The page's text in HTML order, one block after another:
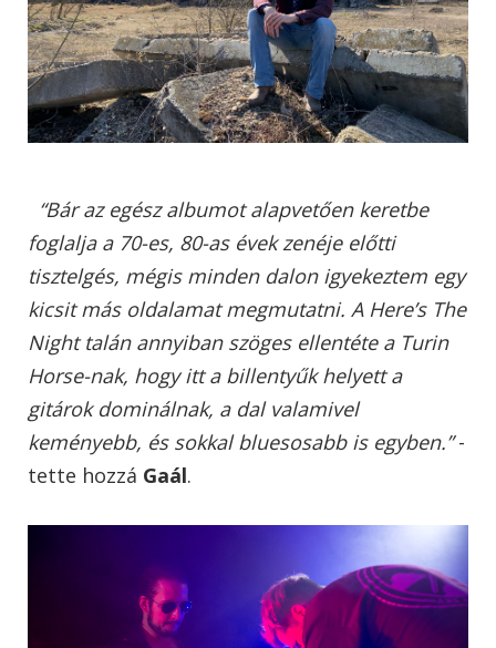
“Bár az egész albumot alapvetően keretbe
foglalja a 70-es, 80-as évek zenéje előtti
tisztelgés, mégis minden dalon igyekeztem egy
kicsit más oldalamat megmutatni. A Here’s The
Night talán annyiban szöges ellentéte a Turin
Horse-nak, hogy itt a billentyűk helyett a
gitárok dominálnak, a dal valamivel
keményebb, és sokkal bluesosabb is egyben.”-
tette hozzá Gaál.